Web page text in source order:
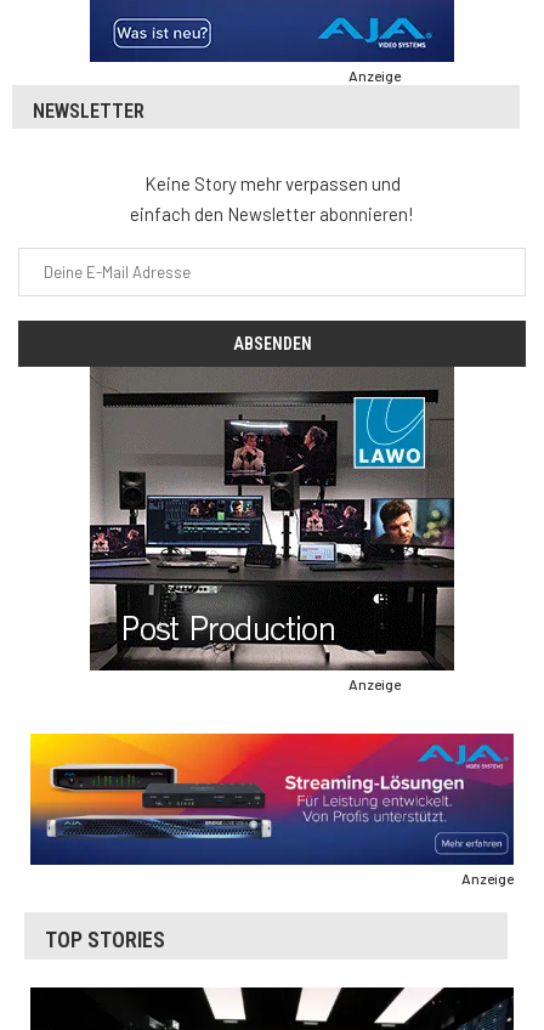
Anzeige
NEWSLETTER
Keine Story mehr verpassen und
einfach den Newsletter abonnieren!
Anzeige
Anzeige
TOP STORIES